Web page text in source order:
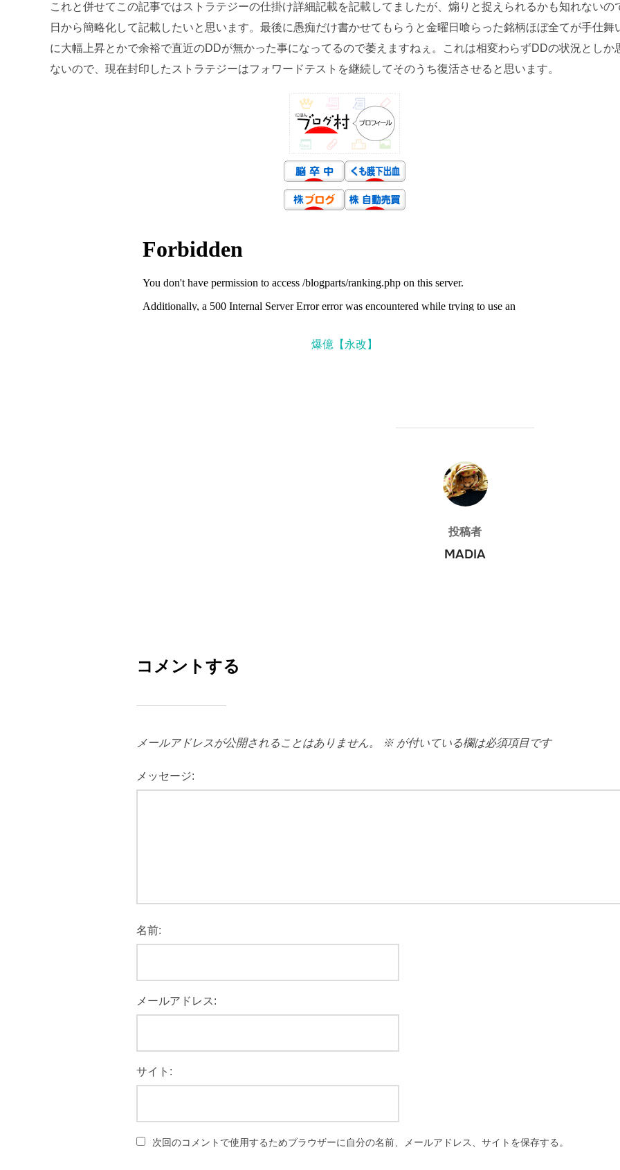
これと併せてこの記事ではストラテジーの仕掛け詳細記載を記載してましたが、煽りと捉えられるかも知れないの
日から簡略化して記載したいと思います。最後に愚痴だけ書かせてもらうと金曜日喰らった銘柄ほぼ全てが手仕舞
に大幅上昇とかで余裕で直近のDDが無かった事になってるので萎えますねぇ。これは相変わらずDDの状況としか
ないので、現在封印したストラテジーはフォワードテストを継続してそのうち復活させると思います。
爆億【永改】
投稿者
投稿者
MADIA
コメントする
メールアドレスが公開されることはありません。 ※ が付いている欄は必須項目です
メッセージ:
名前:
メールアドレス:
サイト:
次回のコメントで使用するためブラウザーに自分の名前、メールアドレス、サイトを保存する。